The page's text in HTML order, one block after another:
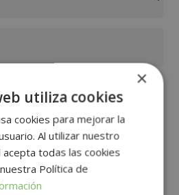
DE FORMACIÓN DE POSTGRADO, S.L., CIF:
×
utiliza cookies
cookies para mejorar la
Al utilizar nuestro
todas las cookies
Política de